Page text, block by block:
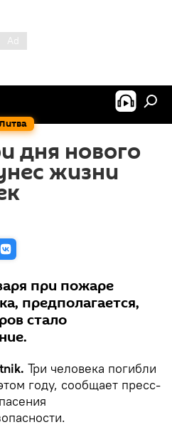
дня нового
жизни
при пожаре
предполагается,
стало
Три человека погибли
году, сообщает пресс-